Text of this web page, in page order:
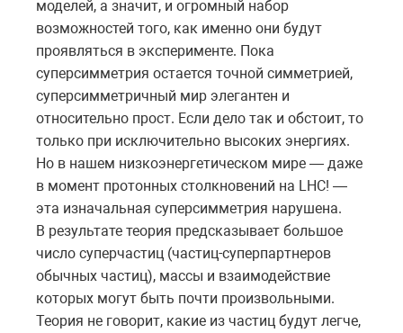
моделей, а значит, и огромный набор
возможностей того, как именно они будут
проявляться в эксперименте. Пока
суперсимметрия остается точной симметрией,
суперсимметричный мир элегантен и
относительно прост. Если дело так и обстоит, то
только при исключительно высоких энергиях.
Но в нашем низкоэнергетическом мире — даже
в момент протонных столкновений на LHC! —
эта изначальная суперсимметрия нарушена.
В результате теория предсказывает большое
число суперчастиц (частиц-суперпартнеров
обычных частиц), массы и взаимодействие
которых могут быть почти произвольными.
Теория не говорит, какие из частиц будут легче,